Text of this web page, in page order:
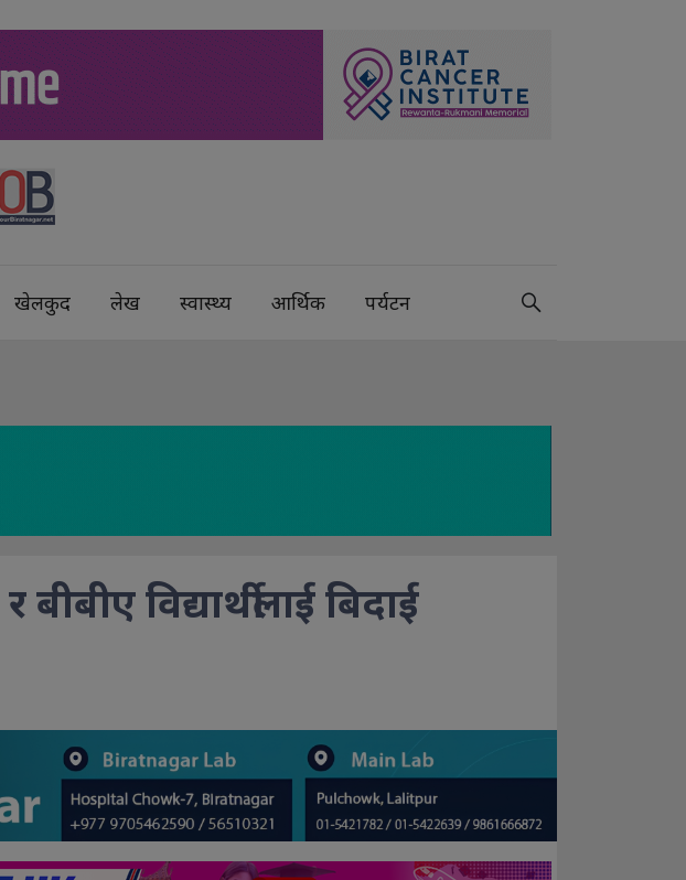
खेलकुद लेख स्वास्थ्य आर्थिक पर्यटन
र बीबीए विद्यार्थीलाई बिदाई